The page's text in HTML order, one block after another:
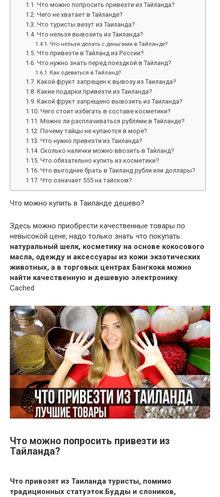
Что можно попросить привезти из Тайланда?
Чего не хватает в Тайланде?
Что туристы везут из Таиланда?
Что нельзя вывозить из Таиланда?
Что нельзя делать с деньгами в Тайланде?
Что привезти в Тайланд из России?
Что нужно знать перед поездкой в Тайланд?
Как одеваться в Тайланд?
Какой фрукт запрещен к вывозу из Таиланда?
Какие подарки привезти из Таиланда?
Какой фрукт запрещено вывозить из Таиланда?
Чего стоит избегать в составе косметики?
Можно ли расплачиваться рублями в Тайланде?
Почему тайцы не купаются в море?
Что нужно привезти из Таиланда?
Сколько налички можно ввозить в Тайланд?
Что обязательно купить из косметики?
Что выгоднее брать в Таиланд рубли или доллары?
Что означает 555 на тайском?
Что можно купить в Таиланде дешево?
Здесь можно приобрести качественные товары по
невысокой цене, надо только знать что покупать:
натуральный шелк, косметику на основе кокосового
масла, одежду и аксессуары из кожи экзотических
животных, а в торговых центрах Бангкока можно
найти качественную и дешевую электронику.
Cached
Что можно попросить привезти из
Тайланда?
Что привозят из Таиланда туристы, помимо
традиционных статуэток Будды и слоников,